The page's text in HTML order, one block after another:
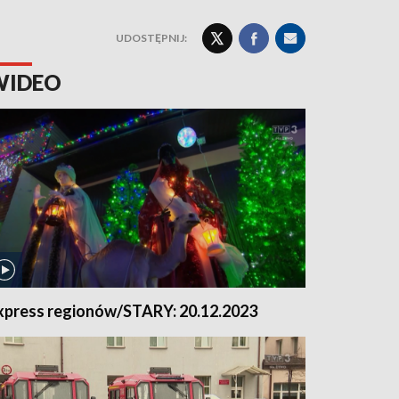
UDOSTĘPNIJ:
regionów/STARY: 20.12.2023